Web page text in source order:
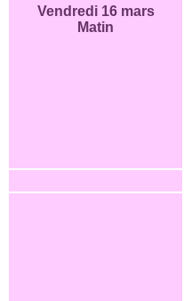
Vendredi 16 mars
Matin